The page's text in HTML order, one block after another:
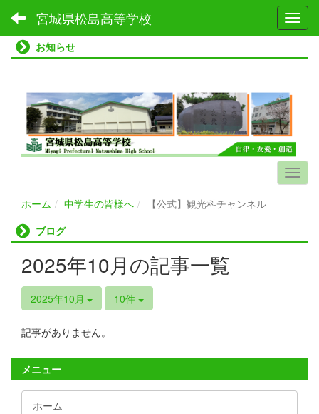
宮城県松島高等学校
お知らせ
ホーム 中学生の皆様へ
【公式】観光科チャンネル
ブログ
2025年10月の記事一覧
2025年10月 10件
記事がありません。
メニュー
ホーム